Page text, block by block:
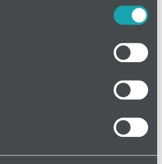
20-6000 mm
In den Warenkorb